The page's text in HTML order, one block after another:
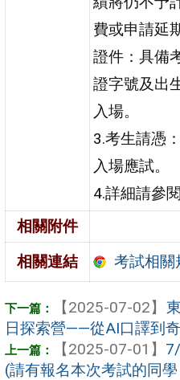
費或申請延
證件：具備
證字號及出
入場。
3.考生請憑
入場應試。
4.詳細請參
相關附件
相關連結
考試相關
【2025-07-02】
日探索營——從AI口譯到
【2025-07-01】
(請有報名本次考試的同